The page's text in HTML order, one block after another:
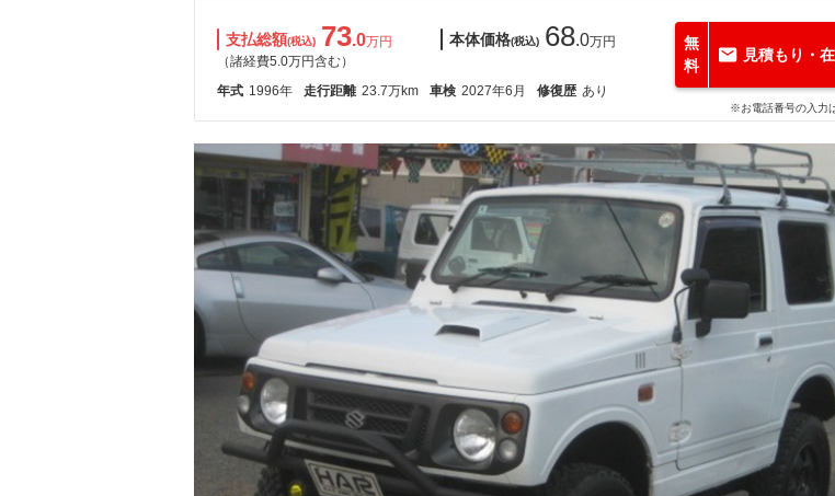
支払総額(税込) 73.0万円
（諸経費5.0万円含む）
本体価格(税込) 68.0万円
年式 1996年 走行距離 23.7万km 車検 2027年6月 修復歴 あり
無
料
見積もり・
※お電話番号の入力